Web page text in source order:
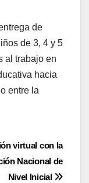
de
de 3, 4 y 5
al trabajo en
hacia
entre la
virtual con la
Nacional de
Nivel Inicial